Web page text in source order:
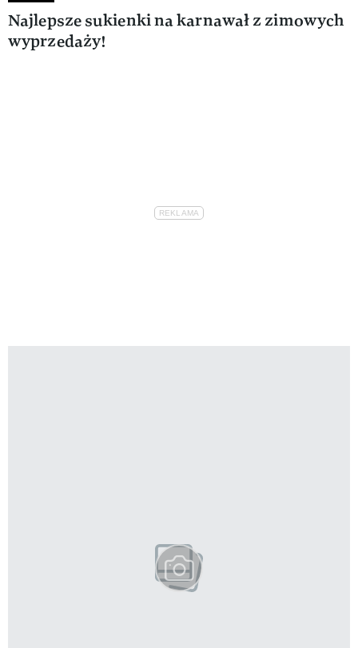
Najlepsze sukienki na karnawał z zimowych
wyprzedaży!